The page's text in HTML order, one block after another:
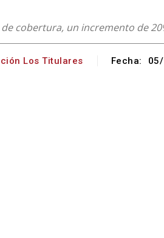
cobertura, un incremento de
Los Titulares Fecha: